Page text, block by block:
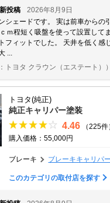
投稿
2026年8月9日
シェードです。 実は前車からの
ｍ程短く吸盤を使って設置して
フィットでした。 天井を低く感
...
トヨタ クラウン（エステート））
トヨタ(純正)
純正キャリパー塗装
4.46
（225件
購入価格：55,000円
ブレーキ ブレーキキャリパー
このカテゴリの取付店を探す